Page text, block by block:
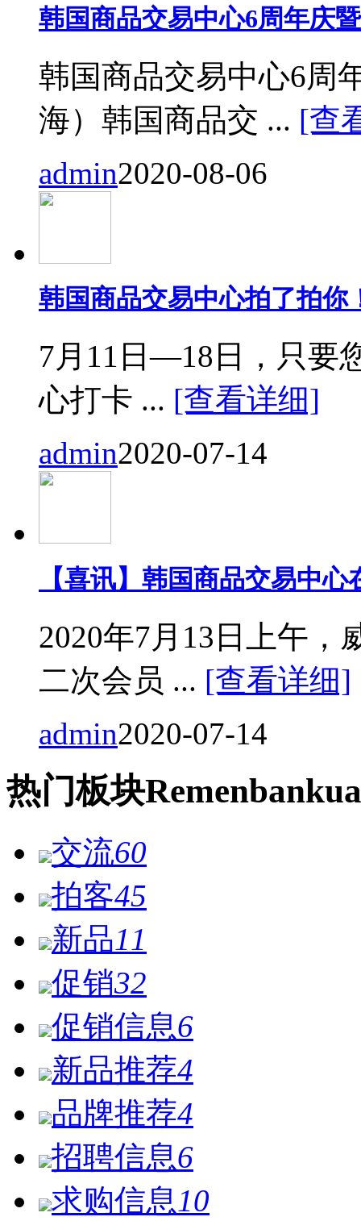
韩国商品交易中心6周年庆
韩国商品交易中心6周
海）韩国商品交 ... [查
admin2020-08-06
韩国商品交易中心拍了拍你
7月11日—18日，只要
心打卡 ... [查看详细]
admin2020-07-14
【喜讯】韩国商品交易中
2020年7月13日上午，
二次会员 ... [查看详细]
admin2020-07-14
热门板块Remen
交流60
拍客45
新品11
促销32
促销信息6
新品推荐4
品牌推荐4
招聘信息6
求购信息 10